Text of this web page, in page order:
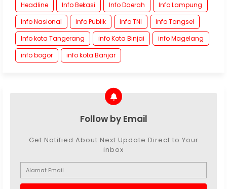
Headline
Info Bekasi Info Daerah
Info Lampung
Info Nasional
Info Publik Info TNI
Info Tangsel
Info kota Tangerang
info Kota Binjai
info Magelang
info bogor
info kota Banjar
Follow by Email
Get Notified About Next Update Direct to Your
inbox